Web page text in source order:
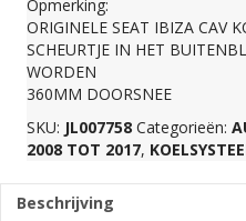
aantal
Opmerking:
ORIGINELE SEAT IBIZA CAV
SCHEURTJE IN HET
WORDEN
360MM DOORSNEE
SKU: JL007758 Categorieën:
2008 TOT 2017,
Beschrijving